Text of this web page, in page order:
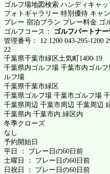
ゴルフ場地図検索 ハンディキャ
フォトギャラリー 特別優待 キャ
プレー 宿泊プラン プレー料金 ゴ
ゴルフコース： ゴルフパートナ
管理番号： 12 1200 043-295-1200
22
千葉県千葉市緑区土気町1400-19
千葉県内ゴルフ場 千葉市内ゴル
ルフ場
千葉県千葉市緑区
千葉県ゴルフ場 千葉市ゴルフ場
千葉県周辺 千葉市周辺 千葉周辺
千葉県内 千葉市内 緑区内
冬季クローズ
なし
予約開始日
平日 ： プレー日の60日前
土曜日 ： プレー日の60日前
日祝日 ： プレー日の60日前